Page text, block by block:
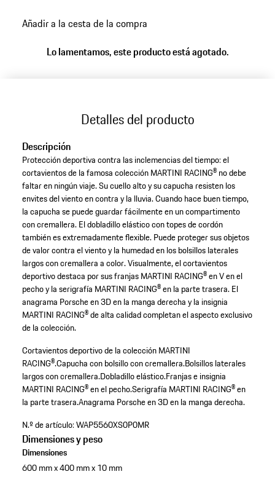
a
(Talla)
Añadir a la cesta de la compra
Lo lamentamos, este producto está agotado.
Detalles del producto
Descripción
Protección deportiva contra las inclemencias del tiempo: el
cortavientos de la famosa colección MARTINI RACING® no debe
faltar en ningún viaje. Su cuello alto y su capucha resisten los
envites del viento en contra y la lluvia. Cuando hace buen tiempo,
la capucha se puede guardar fácilmente en un compartimento
con cremallera. El dobladillo elástico con topes de cordón
también es extremadamente flexible. Puede proteger sus objetos
de valor contra el viento y la humedad en los bolsillos laterales
largos con cremallera a color. Visualmente, el cortavientos
deportivo destaca por sus franjas MARTINI RACING® en V en el
pecho y la serigrafía MARTINI RACING® en la parte trasera. El
anagrama Porsche en 3D en la manga derecha y la insignia
MARTINI RACING® de alta calidad completan el aspecto exclusivo
de la colección.
Cortavientos deportivo de la colección MARTINI
RACING®.Capucha con bolsillo con cremallera.Bolsillos laterales
largos con cremallera.Dobladillo elástico.Franjas e insignia
MARTINI RACING® en el pecho.Serigrafía MARTINI RACING® en
la parte trasera.Anagrama Porsche en 3D en la manga derecha.
N.º de artículo:WAP5560XS0P0MR
Dimensiones y peso
Dimensiones
600 mm x 400 mm x 10 mm